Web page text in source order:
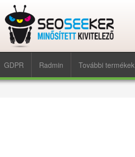
GDPR Radmin További termékek